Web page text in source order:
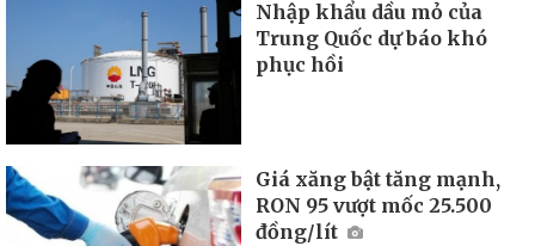
Nhập khẩu dầu mỏ của
Trung Quốc dự báo khó
phục hồi
Giá xăng bật tăng mạnh,
RON 95 vượt mốc 25.500
đồng/lít